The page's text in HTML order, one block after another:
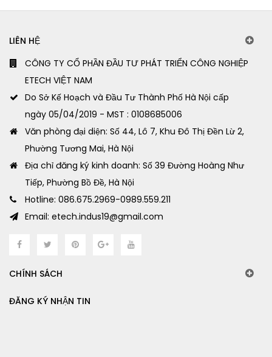
LIÊN HỆ
CÔNG TY CỔ PHẦN ĐẦU TƯ PHÁT TRIỂN CÔNG NGHIỆP
ETECH VIỆT NAM
Do Sở Kế Hoạch và Đầu Tư Thành Phố Hà Nội cấp
ngày 05/04/2019 - MST : 0108685006
Văn phòng đại diện: Số 44, Lô 7, Khu Đô Thị Đền Lừ 2,
Phường Tương Mai, Hà Nội
Địa chỉ đăng ký kinh doanh: Số 39 Đường Hoàng Như
Tiếp, Phường Bồ Đề, Hà Nội
Hotline: 086.675.2969-0989.559.211
Email: etech.indus19@gmail.com
CHÍNH SÁCH
ĐĂNG KÝ NHẬN TIN